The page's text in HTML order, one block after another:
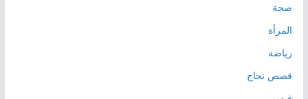
صحة
المرأة
رياضة
قصص نجاح